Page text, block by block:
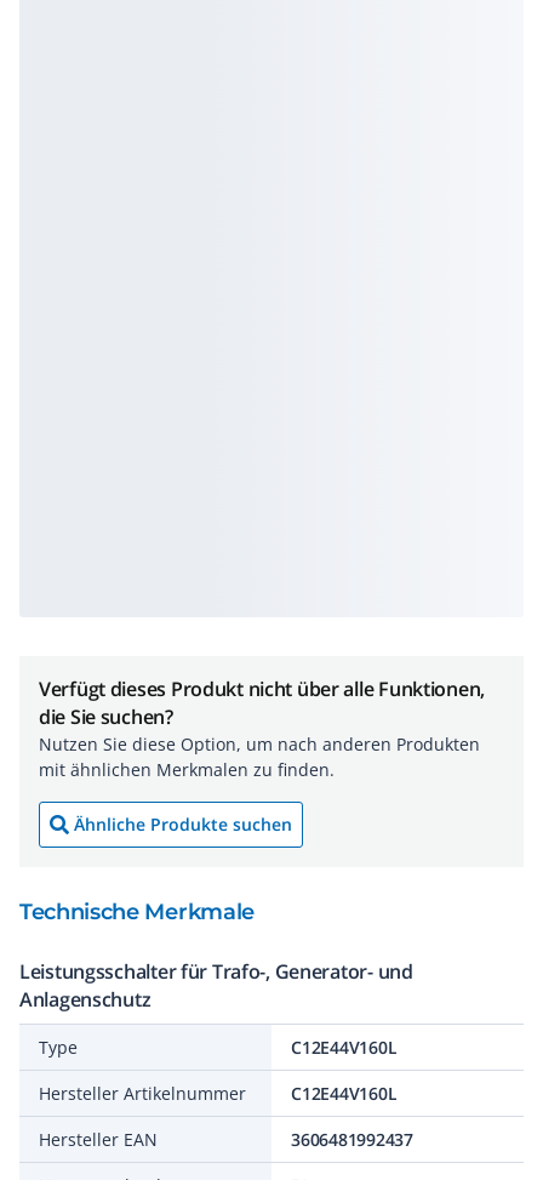
Verfügt dieses Produkt nicht über alle Funktionen,
die Sie suchen?
Nutzen Sie diese Option, um nach anderen Produkten
mit ähnlichen Merkmalen zu finden.
Ähnliche Produkte suchen
Technische Merkmale
Leistungsschalter für Trafo-, Generator- und
Anlagenschutz
Type
C12E44V160L
Hersteller Artikelnummer
C12E44V160L
Hersteller EAN
3606481992437